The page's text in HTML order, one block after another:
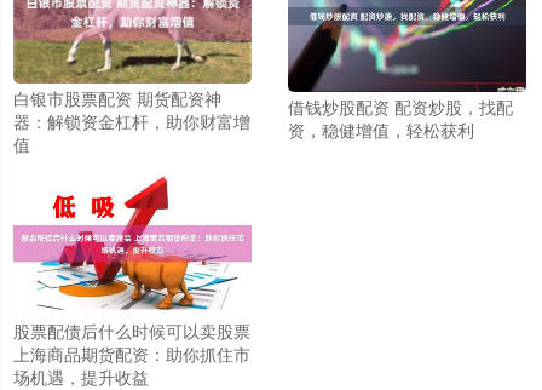
白银市股票配资 期货配资神
器：解锁资金杠杆，助你财富增
值
借钱炒股配资 配资炒股，找配
资，稳健增值，轻松获利
股票配债后什么时候可以卖股票
上海商品期货配资：助你抓住市
场机遇，提升收益